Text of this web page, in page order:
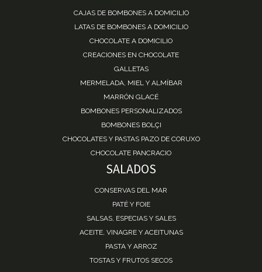
CAJAS DE BOMBONES A DOMICILIO
LATAS DE BOMBONES A DOMICILIO
CHOCOLATE A DOMICILIO
CREACIONES EN CHOCOLATE
GALLETAS
MERMELADA, MIEL Y ALMÍBAR
MARRÓN GLACÉ
BOMBONES PERSONALIZADOS
BOMBONES BOLÇI
CHOCOLATES Y PASTAS PAZO DE CORUXO
CHOCOLATE PANCRACIO
SALADOS
CONSERVAS DEL MAR
PATÉ Y FOIE
SALSAS, ESPECIAS Y SALES
ACEITE, VINAGRE Y ACEITUNAS
PASTA Y ARROZ
TOSTAS Y FRUTOS SECOS